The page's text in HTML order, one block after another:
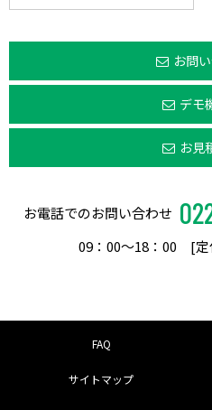
お問
デモ
お見
お電話でのお問い合わせ
09：00〜18：00 [定
FAQ
サイトマップ